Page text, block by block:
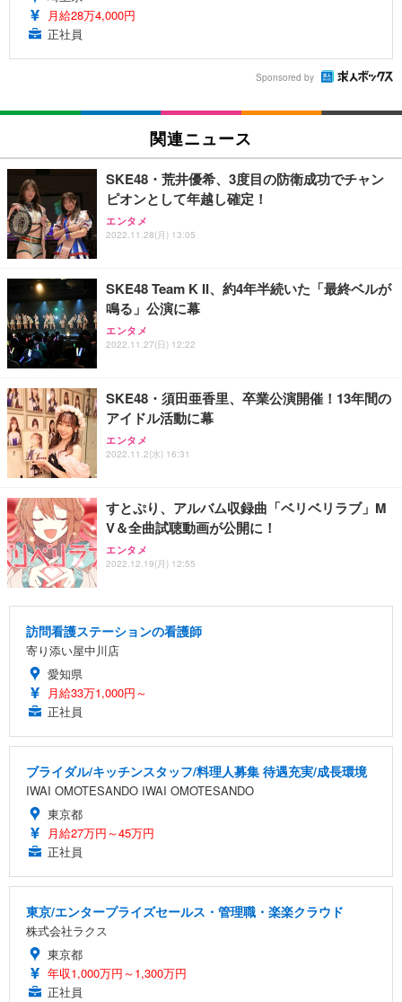
月給28万4,000円
正社員
Sponsored by
関連ニュース
SKE48・荒井優希、3度目の防衛成功でチャン
ピオンとして年越し確定！
エンタメ
2022.11.28(月) 13:05
SKE48 Team K II、約4年半続いた「最終ベルが
鳴る」公演に幕
エンタメ
2022.11.27(日) 12:22
SKE48・須田亜香里、卒業公演開催！13年間の
アイドル活動に幕
エンタメ
2022.11.2(水) 16:31
すとぷり、アルバム収録曲「ベリベリラブ」M
V＆全曲試聴動画が公開に！
エンタメ
2022.12.19(月) 12:55
訪問看護ステーションの看護師
寄り添い屋中川店
愛知県
月給33万1,000円～
正社員
ブライダル/キッチンスタッフ/料理人募集 待遇充実/成長環境
IWAI OMOTESANDO IWAI OMOTESANDO
東京都
月給27万円～45万円
正社員
東京/エンタープライズセールス・管理職・楽楽クラウド
株式会社ラクス
東京都
年収1,000万円～1,300万円
正社員